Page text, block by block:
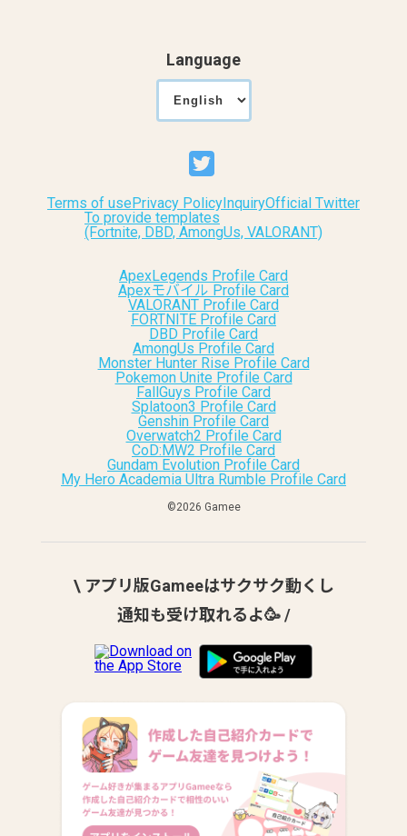
Language
Terms of usePrivacy Policy InquiryOfficial Twitter
To provide templates
(Fortnite, DBD, AmongUs, VALORANT)
ApexLegends Profile Card
Apexモバイル Profile Card
VALORANT Profile Card
FORTNITE Profile Card
DBD Profile Card
AmongUs Profile Card
Monster Hunter Rise Profile Card
Pokemon Unite Profile Card
FallGuys Profile Card
Splatoon3 Profile Card
Genshin Profile Card
Overwatch2 Profile Card
CoD:MW2 Profile Card
Gundam Evolution Profile Card
My Hero Academia Ultra Rumble Profile Card
©︎2026 Gamee
\ アプリ版Gameeはサクサク動くし
通知も受け取れるよ🥳 /